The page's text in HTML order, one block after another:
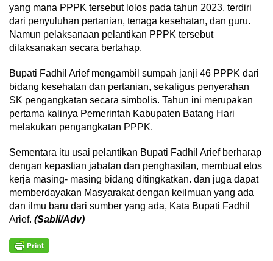
yang mana PPPK tersebut lolos pada tahun 2023, terdiri
dari penyuluhan pertanian, tenaga kesehatan, dan guru.
Namun pelaksanaan pelantikan PPPK tersebut
dilaksanakan secara bertahap.
Bupati Fadhil Arief mengambil sumpah janji 46 PPPK dari
bidang kesehatan dan pertanian, sekaligus penyerahan
SK pengangkatan secara simbolis. Tahun ini merupakan
pertama kalinya Pemerintah Kabupaten Batang Hari
melakukan pengangkatan PPPK.
Sementara itu usai pelantikan Bupati Fadhil Arief berharap
dengan kepastian jabatan dan penghasilan, membuat etos
kerja masing- masing bidang ditingkatkan. dan juga dapat
memberdayakan Masyarakat dengan keilmuan yang ada
dan ilmu baru dari sumber yang ada, Kata Bupati Fadhil
Arief. (Sabli/Adv)